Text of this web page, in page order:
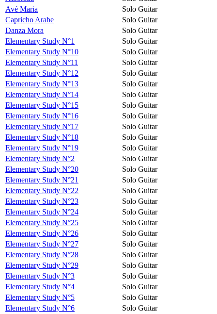
Avé Maria
Solo Guitar
Capricho Arabe
Solo Guitar
Danza Mora
Solo Guitar
Elementary Study N°1
Solo Guitar
Elementary Study N°10
Solo Guitar
Elementary Study N°11
Solo Guitar
Elementary Study N°12
Solo Guitar
Elementary Study N°13
Solo Guitar
Elementary Study N°14
Solo Guitar
Elementary Study N°15
Solo Guitar
Elementary Study N°16
Solo Guitar
Elementary Study N°17
Solo Guitar
Elementary Study N°18
Solo Guitar
Elementary Study N°19
Solo Guitar
Elementary Study N°2
Solo Guitar
Elementary Study N°20
Solo Guitar
Elementary Study N°21
Solo Guitar
Elementary Study N°22
Solo Guitar
Elementary Study N°23
Solo Guitar
Elementary Study N°24
Solo Guitar
Elementary Study N°25
Solo Guitar
Elementary Study N°26
Solo Guitar
Elementary Study N°27
Solo Guitar
Elementary Study N°28
Solo Guitar
Elementary Study N°29
Solo Guitar
Elementary Study N°3
Solo Guitar
Elementary Study N°4
Solo Guitar
Elementary Study N°5
Solo Guitar
Elementary Study N°6
Solo Guitar